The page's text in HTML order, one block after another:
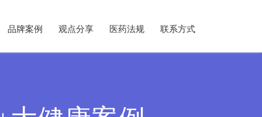
品牌案例 观点分享 医药法规 联系方式